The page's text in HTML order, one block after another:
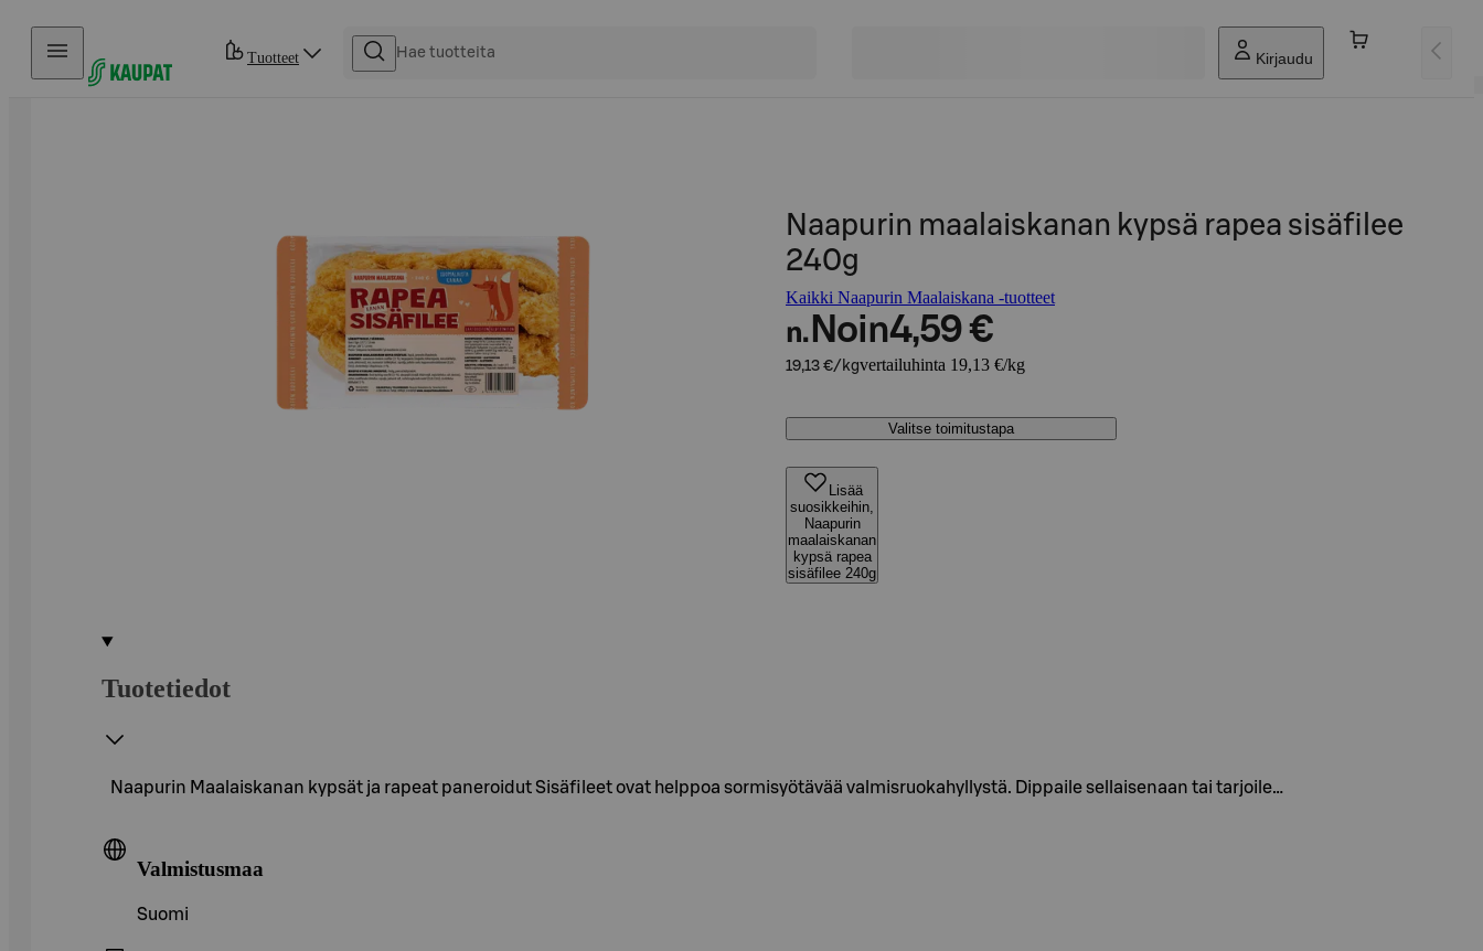
Hyppää sisältöön
Tuotteet Kirjaudu
Naapurin maalaiskanan kypsä rapea sisäfilee
240g
Kaikki Naapurin Maalaiskana -tuotteet
n. Noin4,59 €
19,13 €/kgvertailuhinta 19,13 €/kg
Valitse toimitustapa
Lisää
suosikkeihin,
Naapurin
maalaiskanan
kypsä rapea
sisäfilee 240g
Tuotetiedot
Naapurin Maalaiskanan kypsät ja rapeat paneroidut Sisäfileet ovat helppoa sormisyötävää valmisruokahyllystä. Dippaile sellaisenaan tai tarjoile…
Valmistusmaa
Suomi